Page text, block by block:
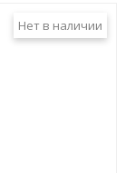
Нет в наличии